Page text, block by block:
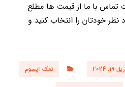
تماس با ما از قیمت ها مطلع
خودتان را انتخاب کنید و
19, 2024 نمک اپسوم